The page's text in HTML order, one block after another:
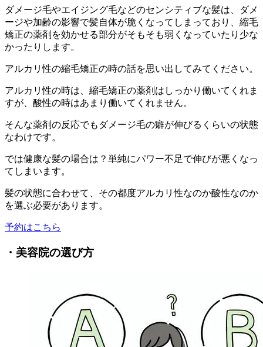
ダメージ毛やエイジング毛などのセンシティブな髪は、ダメ
ージや加齢の影響で髪自体が脆くなってしまっており、縮毛
矯正の薬剤を効かせる部分がそもそも弱くなっていたり少な
かったりします。
アルカリ性の縮毛矯正の時の話を思い出してみてください。
アルカリ性の時は、縮毛矯正の薬剤はしっかり働いてくれま
すが、酸性の時はあまり働いてくれません。
そんな薬剤の反応でもダメージ毛の癖が伸びるくらいの状態
なわけです。
では健康な髪の場合は？単純にパワー不足で伸びが悪くなっ
てしまいます。
髪の状態に合わせて、その都度アルカリ性なのか酸性なのか
を選ぶ必要があります。
予約はこちら
・美容院の選び方